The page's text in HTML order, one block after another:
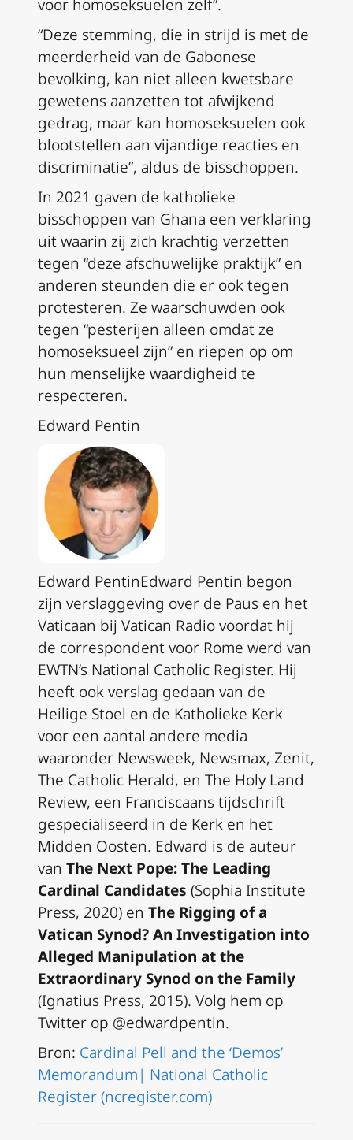
voor homoseksuelen zelf”.
“Deze stemming, die in strijd is met de
meerderheid van de Gabonese
bevolking, kan niet alleen kwetsbare
gewetens aanzetten tot afwijkend
gedrag, maar kan homoseksuelen ook
blootstellen aan vijandige reacties en
discriminatie”, aldus de bisschoppen.
In 2021 gaven de katholieke
bisschoppen van Ghana een verklaring
uit waarin zij zich krachtig verzetten
tegen “deze afschuwelijke praktijk” en
anderen steunden die er ook tegen
protesteren. Ze waarschuwden ook
tegen “pesterijen alleen omdat ze
homoseksueel zijn” en riepen op om
hun menselijke waardigheid te
respecteren.
Edward Pentin
Edward PentinEdward Pentin begon
zijn verslaggeving over de Paus en het
Vaticaan bij Vatican Radio voordat hij
de correspondent voor Rome werd van
EWTN’s National Catholic Register. Hij
heeft ook verslag gedaan van de
Heilige Stoel en de Katholieke Kerk
voor een aantal andere media
waaronder Newsweek, Newsmax, Zenit,
The Catholic Herald, en The Holy Land
Review, een Franciscaans tijdschrift
gespecialiseerd in de Kerk en het
Midden Oosten. Edward is de auteur
van The Next Pope: The Leading
Cardinal Candidates (Sophia Institute
Press, 2020) en The Rigging of a
Vatican Synod? An Investigation into
Alleged Manipulation at the
Extraordinary Synod on the Family
(Ignatius Press, 2015). Volg hem op
Twitter op @edwardpentin.
Bron: Cardinal Pell and the ‘Demos’
Memorandum| National Catholic
Register (ncregister.com)